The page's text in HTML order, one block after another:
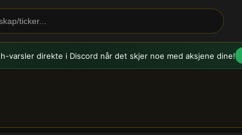
varslerdirekte i Discord når det skjer noe med aksjene dine!